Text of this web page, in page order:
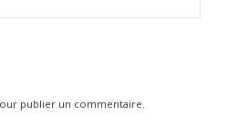
publier un commentaire.